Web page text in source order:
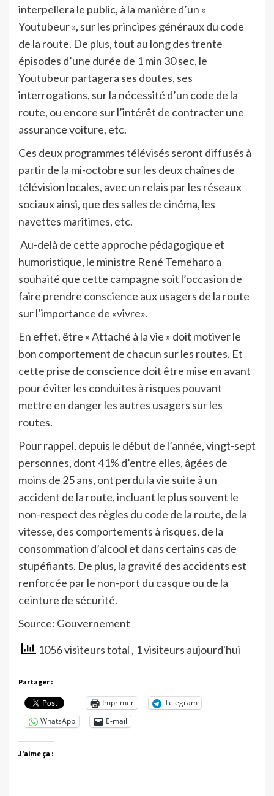
interpellera le public, à la manière d’un «
Youtubeur », sur les principes généraux du code
de la route. De plus, tout au long des trente
épisodes d’une durée de 1 min 30 sec, le
Youtubeur partagera ses doutes, ses
interrogations, sur la nécessité d’un code de la
route, ou encore sur l’intérêt de contracter une
assurance voiture, etc.
Ces deux programmes télévisés seront diffusés à
partir de la mi-octobre sur les deux chaînes de
télévision locales, avec un relais par les réseaux
sociaux ainsi, que des salles de cinéma, les
navettes maritimes, etc.
Au-delà de cette approche pédagogique et
humoristique, le ministre René Temeharo a
souhaité que cette campagne soit l’occasion de
faire prendre conscience aux usagers de la route
sur l’importance de «vivre».
En effet, être « Attaché à la vie » doit motiver le
bon comportement de chacun sur les routes. Et
cette prise de conscience doit être mise en avant
pour éviter les conduites à risques pouvant
mettre en danger les autres usagers sur les
routes.
Pour rappel, depuis le début de l’année, vingt-sept
personnes, dont 41% d’entre elles, âgées de
moins de 25 ans, ont perdu la vie suite à un
accident de la route, incluant le plus souvent le
non-respect des règles du code de la route, de la
vitesse, des comportements à risques, de la
consommation d’alcool et dans certains cas de
stupéfiants. De plus, la gravité des accidents est
renforcée par le non-port du casque ou de la
ceinture de sécurité.
Source: Gouvernement
1056 visiteurs total , 1 visiteurs aujourd'hui
Partager :
Imprimer
Telegram
WhatsApp
E-mail
J’aime ça :